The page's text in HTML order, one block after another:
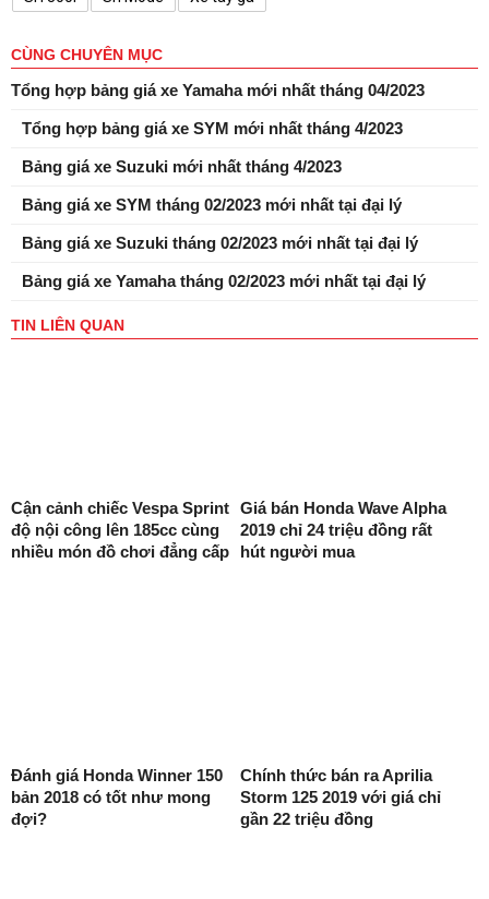
CÙNG CHUYÊN MỤC
Tổng hợp bảng giá xe Yamaha mới nhất tháng 04/2023
Tổng hợp bảng giá xe SYM mới nhất tháng 4/2023
Bảng giá xe Suzuki mới nhất tháng 4/2023
Bảng giá xe SYM tháng 02/2023 mới nhất tại đại lý
Bảng giá xe Suzuki tháng 02/2023 mới nhất tại đại lý
Bảng giá xe Yamaha tháng 02/2023 mới nhất tại đại lý
TIN LIÊN QUAN
Cận cảnh chiếc Vespa Sprint
độ nội công lên 185cc cùng
nhiều món đồ chơi đẳng cấp
Giá bán Honda Wave Alpha
2019 chỉ 24 triệu đồng rất
hút người mua
Đánh giá Honda Winner 150
bản 2018 có tốt như mong
đợi?
Chính thức bán ra Aprilia
Storm 125 2019 với giá chỉ
gần 22 triệu đồng